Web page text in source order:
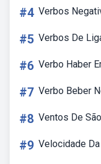
#4 Verbos
#5 Verbos De
#6 Verbo Haber
#7 Verbo Beber
#8 Ventos De
#9 Velocidade